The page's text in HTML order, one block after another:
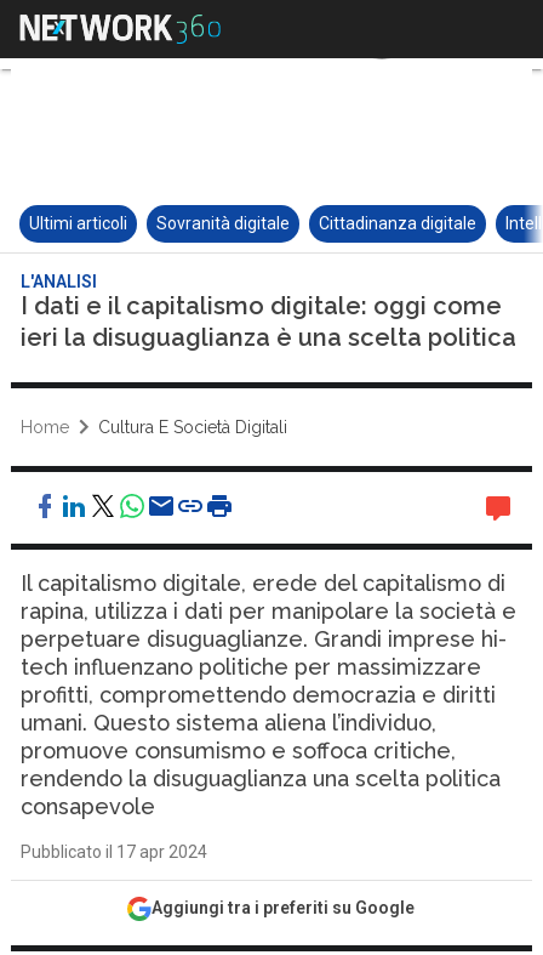
Ultimi articoli Sovranità digitale Cittadinanza digitale
L'ANALISI
I dati e il capitalismo digitale: oggi come
ieri la disuguaglianza è una scelta politica
Home Cultura E Società Digitali
Il capitalismo digitale, erede del capitalismo di
rapina, utilizza i dati per manipolare la società e
perpetuare disuguaglianze. Grandi imprese hi-
tech influenzano politiche per massimizzare
profitti, compromettendo democrazia e diritti
umani. Questo sistema aliena l’individuo,
promuove consumismo e soffoca critiche,
rendendo la disuguaglianza una scelta politica
consapevole
Pubblicato il 17 apr 2024
Aggiungi tra i preferiti su Google